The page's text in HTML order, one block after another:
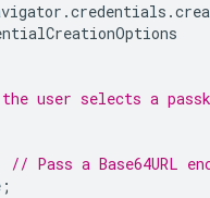
.credentials .
user selects a
// Pass a Base64URL
;